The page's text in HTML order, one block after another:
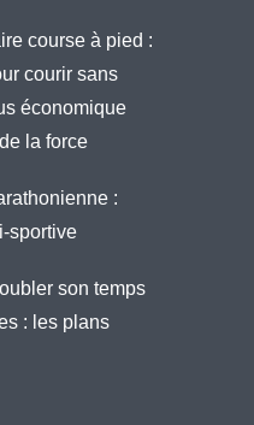
course à pied :
courir sans
économique
la force
:
sportive
son temps
: les plans